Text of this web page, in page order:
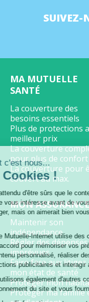
Salut c'est nous...
les Cookies !
On a attendu d'être sûrs
ce site vous intéresse
déranger, mais on
visite.
Le site Mutuelle-Internet
votre accord pour
du contenu personnalisé,
des actions publicitaires et
Nous utilisons également
fonctionnement du site et
SUIVEZ-
SEO
End-
User
MA MUTUELLE
SANTÉ
La couverture des
besoins essentiels
Plus de protections
meilleur prix
La couverture
pour plus de confort
La couverture pour
couvert au max.
MON
Maintenir son
indépendance
Régler des dépenses
imprévues
Faire face aux litiges
mon état de santé
Protéger mon
Protéger ma famille